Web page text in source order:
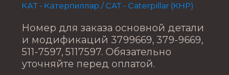
КАТ - Катерпиллар / CAT - Caterpillar (КНР)
Номер для заказа основной детали
и модификаций 3799669, 379-9669,
511-7597, 5117597. Обязательно
уточняйте перед оплатой.